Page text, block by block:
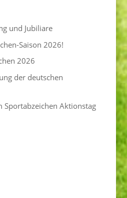
und Jubiliare
Saison 2026!
2026
der deutschen
Sportabzeichen Aktionstag